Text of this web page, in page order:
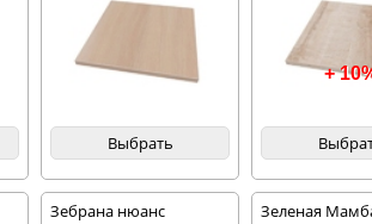
Выбрать
+
Зебрана нюанс Зеленая